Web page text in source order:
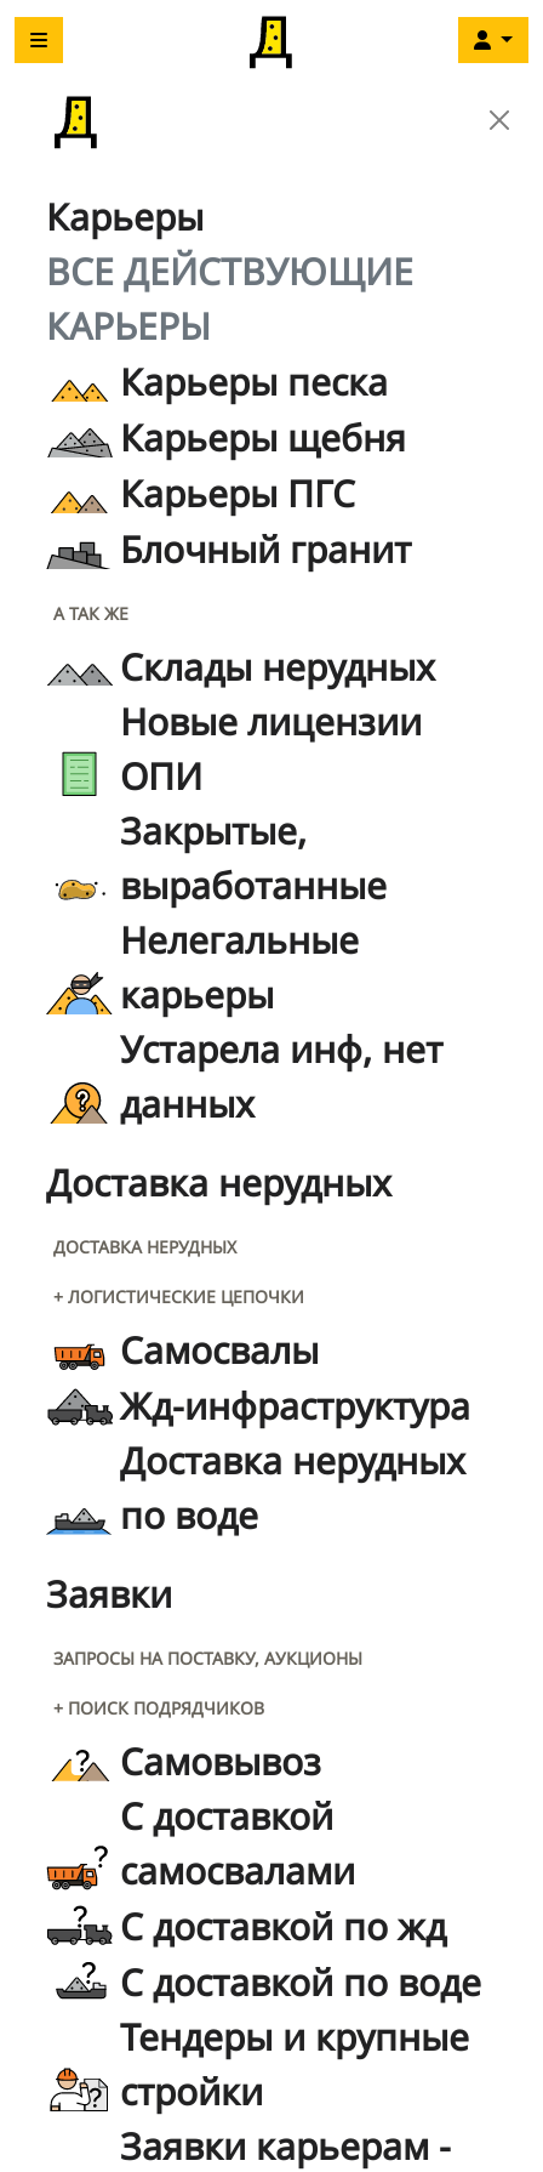
Карьеры
ВСЕ ДЕЙСТВУЮЩИЕ
КАРЬЕРЫ
Карьеры песка
Карьеры щебня
Карьеры ПГС
Блочный гранит
А ТАК ЖЕ
Склады нерудных
Новые лицензии
ОПИ
Закрытые,
выработанные
Нелегальные
карьеры
Устарела инф, нет
данных
Доставка нерудных
ДОСТАВКА НЕРУДНЫХ
+ ЛОГИСТИЧЕСКИЕ ЦЕПОЧКИ
Самосвалы
Жд-инфраструктура
Доставка нерудных
по воде
Заявки
ЗАПРОСЫ НА ПОСТАВКУ, АУКЦИОНЫ
+ ПОИСК ПОДРЯДЧИКОВ
Самовывоз
С доставкой
самосвалами
С доставкой по жд
С доставкой по воде
Тендеры и крупные
стройки
Заявки карьерам -